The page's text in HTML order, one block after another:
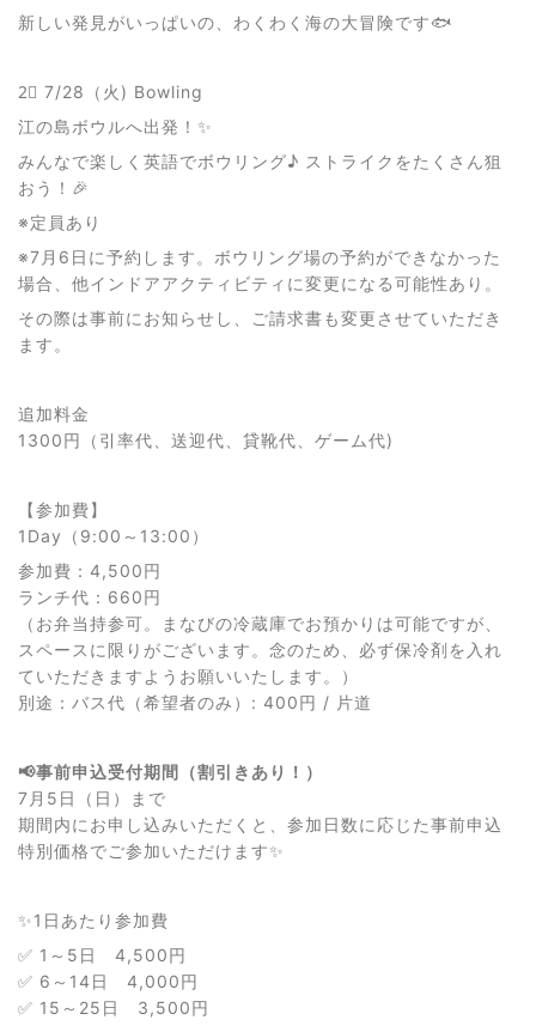
新しい発見がいっぱいの、わくわく海の大冒険です🐟
2⃣ 7/28（火) Bowling
江の島ボウルへ出発！✨
みんなで楽しく英語でボウリング♪ ストライクをたくさん狙
おう！🎉
※定員あり
※7月6日に予約します。ボウリング場の予約ができなかった
場合、他インドアアクティビティに変更になる可能性あり。
その際は事前にお知らせし、ご請求書も変更させていただき
ます。
追加料金
1300円（引率代、送迎代、貸靴代、ゲーム代)
【参加費】
1Day（9:00～13:00）
参加費：4,500円
ランチ代：660円
（お弁当持参可。まなびの冷蔵庫でお預かりは可能ですが、
スペースに限りがございます。念のため、必ず保冷剤を入れ
ていただきますようお願いいたします。）
別途：バス代（希望者のみ）: 400円 / 片道
📢事前申込受付期間（割引きあり！）
7月5日（日）まで
期間内にお申し込みいただくと、参加日数に応じた事前申込
特別価格でご参加いただけます✨
✨1日あたり参加費
✅ 1～5日 4,500円
✅ 6～14日 4,000円
✅ 15～25日 3,500円